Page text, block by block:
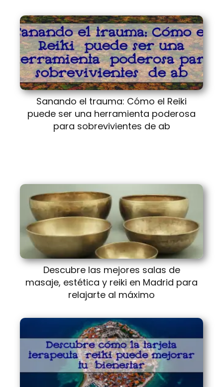
Sanando el trauma: Cómo el Reiki
puede ser una herramienta poderosa
para sobrevivientes de ab
Descubre las mejores salas de
masaje, estética y reiki en Madrid para
relajarte al máximo